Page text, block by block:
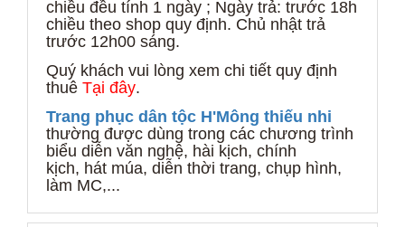
chiều đều tính 1 ngày ; Ngày trả: trước 18h
chiều theo shop quy định. Chủ nhật trả
trước 12h00 sáng.
Quý khách vui lòng xem chi tiết quy định
thuê Tại đây.
Trang phục dân tộc H'Mông thiếu nhi
thường được dùng trong các chương trình
biểu diễn văn nghệ, hài kịch, chính
kịch, hát múa, diễn thời trang, chụp hình,
làm MC,...